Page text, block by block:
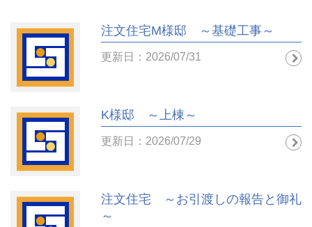
注文住宅M様邸 ～基礎工事～
更新日：2026/07/31
K様邸 ～上棟～
更新日：2026/07/29
注文住宅 ～お引渡しの報告と御礼
～